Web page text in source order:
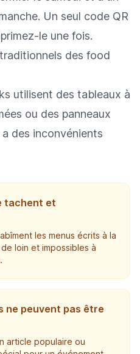
Un seul code QR
le une fois.
des food
utilisent des tableaux à
ou des panneaux
des inconvénients
tachent et
les menus écrits à la
loin et impossibles à
ne peuvent pas être
article populaire ou